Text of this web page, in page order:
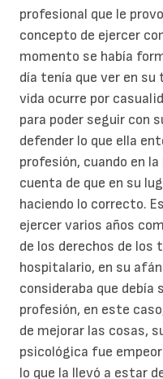
profesional que le
concepto de ejercer
momento se había
día tenía que ver en su
vida ocurre por
para poder seguir con
defender lo que ella
profesión, cuando en
cuenta de que en su
haciendo lo correcto.
ejercer varios años
de los derechos de los
hospitalario, en su
consideraba que debía
profesión, en este
de mejorar las cosas,
psicológica fue
lo que la llevó a estar